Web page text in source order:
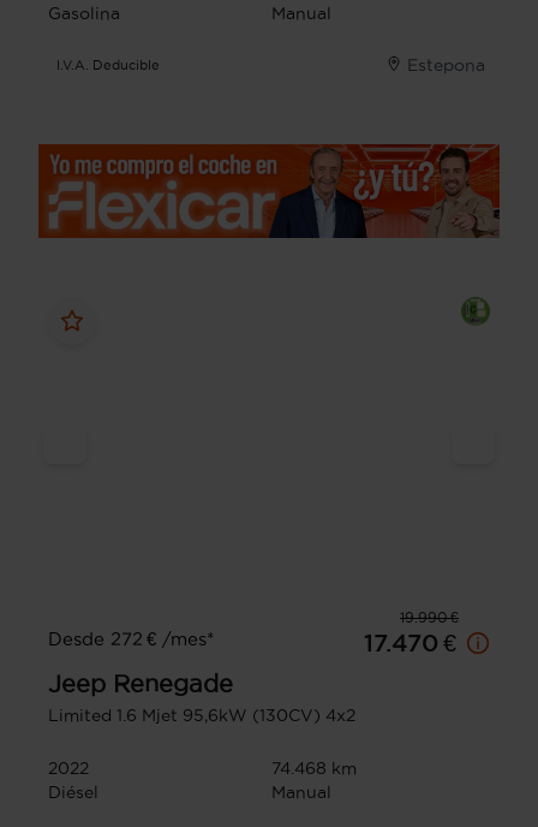
Gasolina
Manual
I.V.A. Deducible Estepona
19.990 €
Desde 272 € /mes*
17.470 €
Jeep Renegade
Limited 1.6 Mjet 95,6kW (130CV) 4x2
2022
74.468 km
Diésel
Manual